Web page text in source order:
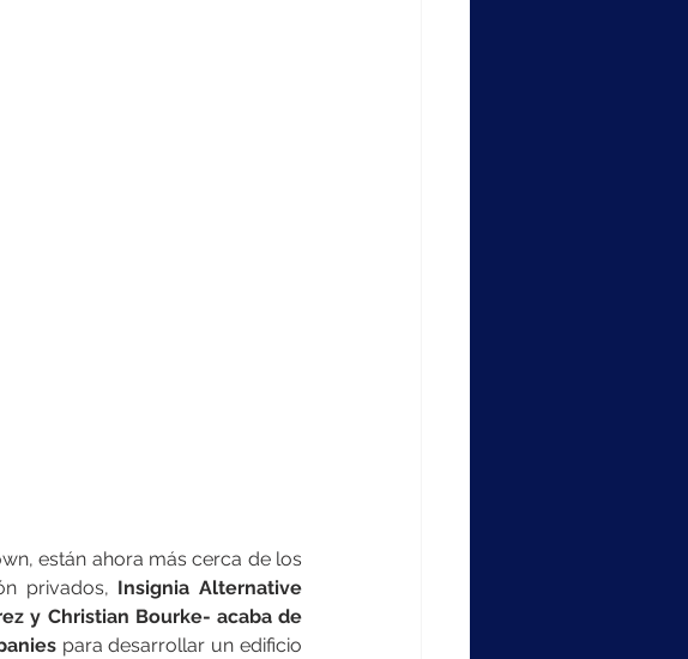
están ahora más cerca de los
privados, Insignia Alternative
y Christian Bourke- acaba de
para desarrollar un edificio